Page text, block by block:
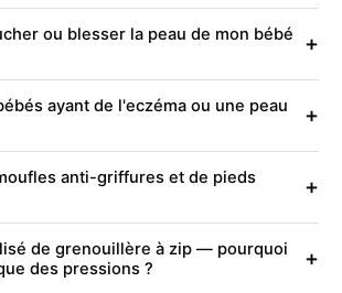
ou blesser la peau de mon bébé
+
ayant de l'eczéma ou une peau
+
anti-griffures et de pieds
+
de grenouillère à zip — pourquoi
des pressions ?
+